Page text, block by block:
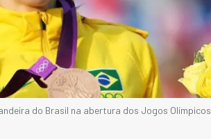
do Brasil na abertura dos Jogos Olímpicos